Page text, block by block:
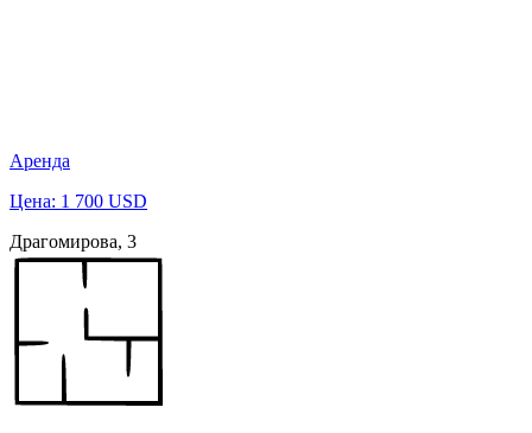
Аренда
Цена: 1 700 USD
Драгомирова, 3